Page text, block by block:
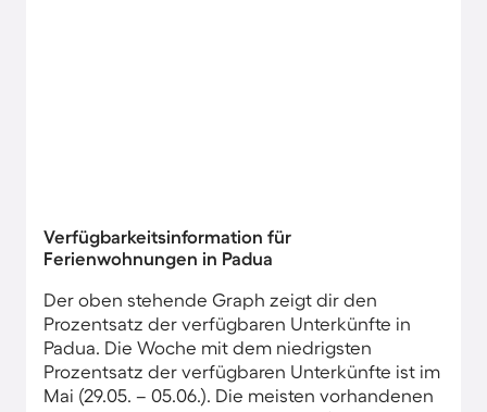
Verfügbarkeitsinformation für
Ferienwohnungen in Padua
Der oben stehende Graph zeigt dir den
Prozentsatz der verfügbaren Unterkünfte in
Padua. Die Woche mit dem niedrigsten
Prozentsatz der verfügbaren Unterkünfte ist im
Mai (29.05. – 05.06.). Die meisten vorhandenen